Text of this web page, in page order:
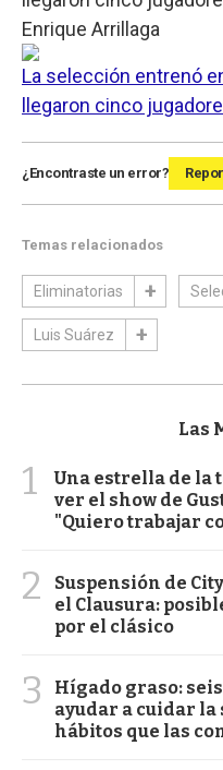
Enrique Arrillaga
La selección entrenó
llegaron cinco
¿Encontraste un error?
Temas relacionados
Eliminatorias
Luis Suárez
Las
1
Una estrella de la
ver el show de
"Quiero trabajar
2
Suspensión de
el Clausura:
por el clásico
3
Hígado graso:
ayudar a cuidar la
hábitos que las